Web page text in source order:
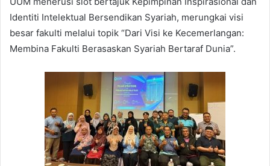
Identiti Intelektual Bersendikan Syariah, merungkai visi
besar fakulti melalui topik “Dari Visi ke Kecemerlangan:
Membina Fakulti Berasaskan Syariah Bertaraf Dunia”.